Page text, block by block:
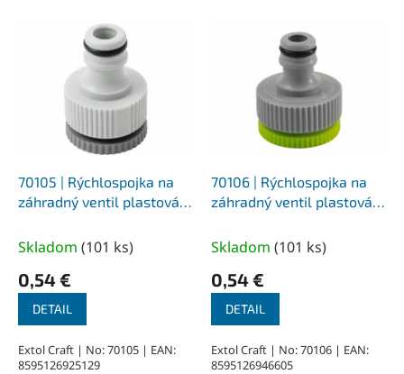
70105 | Rýchlospojka na
záhradný ventil plastová
Skladom (101 ks)
0,54 €
DETAIL
Extol Craft | No: 70105 | EAN:
8595126925129
70106 | Rýchlospojka na
záhradný ventil plastová
Skladom (101 ks)
0,54 €
DETAIL
Extol Craft | No: 70106 | EAN:
8595126946605